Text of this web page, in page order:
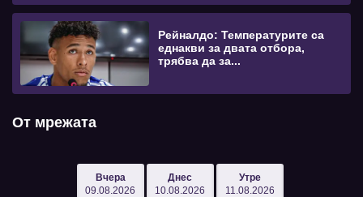
Рейналдо: Температурите са
еднакви за двата отбора,
трябва да за...
От мрежата
Вчера
09.08.2026
Днес
10.08.2026
Утре
11.08.2026